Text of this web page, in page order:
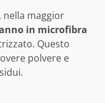
nella maggior
in microfibra
Questo
polvere e